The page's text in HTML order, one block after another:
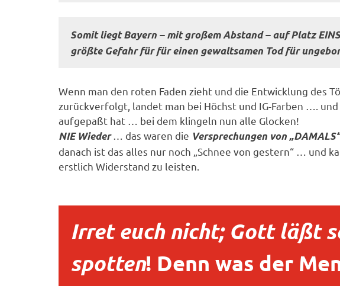
Somit liegt Bayern – mit großem Abstand – auf Platz
größte Gefahr für für einen gewaltsamen Tod für
Wenn man den roten Faden zieht und die Entwicklung des
zurückverfolgt, landet man bei Höchst und IG-Farben ….
aufgepaßt hat … bei dem klingeln nun alle Glocken!
NIE Wieder … das waren die Versprechungen von
danach ist das alles nur noch „Schnee von gestern“ … und
erstlich Widerstand zu leisten.
Irret euch nicht; Gott läßt
spotten! Denn was der